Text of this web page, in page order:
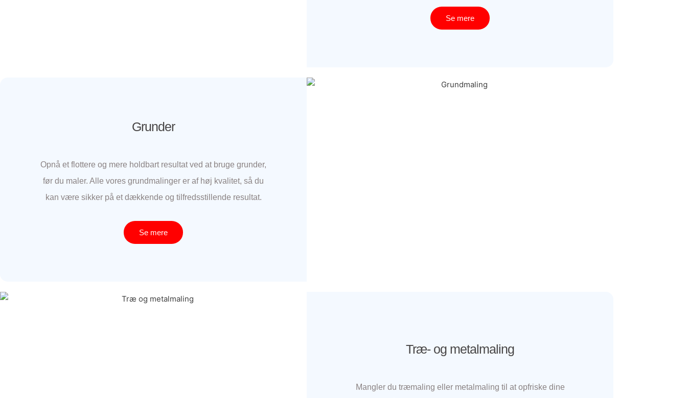
Se mere
Grunder
Opnå et flottere og mere holdbart resultat ved at bruge grunder,
før du maler. Alle vores grundmalinger er af høj kvalitet, så du
kan være sikker på et dækkende og tilfredsstillende resultat.
Se mere
Træ- og metalmaling
Mangler du træmaling eller metalmaling til at opfriske dine